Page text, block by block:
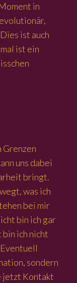
in
ist auch
ist ein
Grenzen
uns dabei
bringt.
was ich
bei mir
bin ich gar
ich nicht
sondern
jetzt Kontakt